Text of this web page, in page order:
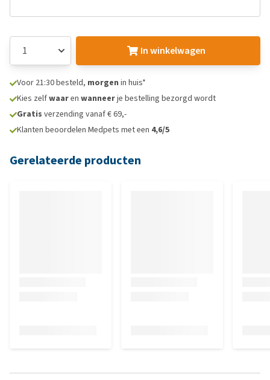
In winkelwagen
Voor 21:30 besteld, morgen in huis*
Kies zelfwaaren wanneerje bestelling bezorgd wordt
Gratis verzending vanaf € 69,-
Klanten beoordelen Medpets met een 4,6/5
Gerelateerde producten